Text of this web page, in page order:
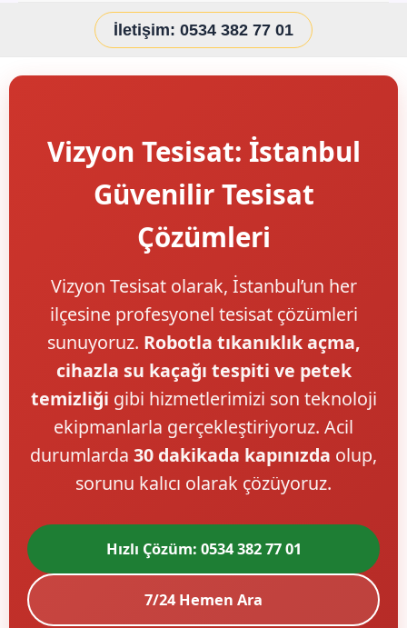
İletişim: 0534 382 77 01
Vizyon Tesisat: İstanbul
Güvenilir Tesisat
Çözümleri
Vizyon Tesisat olarak, İstanbul’un her
ilçesine profesyonel tesisat çözümleri
sunuyoruz. Robotla tıkanıklık açma,
cihazla su kaçağı tespiti ve petek
temizliği gibi hizmetlerimizi son teknoloji
ekipmanlarla gerçekleştiriyoruz. Acil
durumlarda 30 dakikada kapınızda olup,
sorunu kalıcı olarak çözüyoruz.
Hızlı Çözüm: 0534 382 77 01
7/24 Hemen Ara